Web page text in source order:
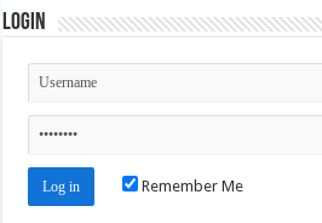
Login
Remember Me